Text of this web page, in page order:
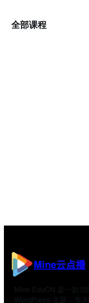
全部课程
Mine云点播
Mine EduCN 是一款
WordPress 主题，专